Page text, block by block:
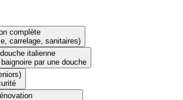
complète
carrelage, sanitaires)
italienne
par une douche